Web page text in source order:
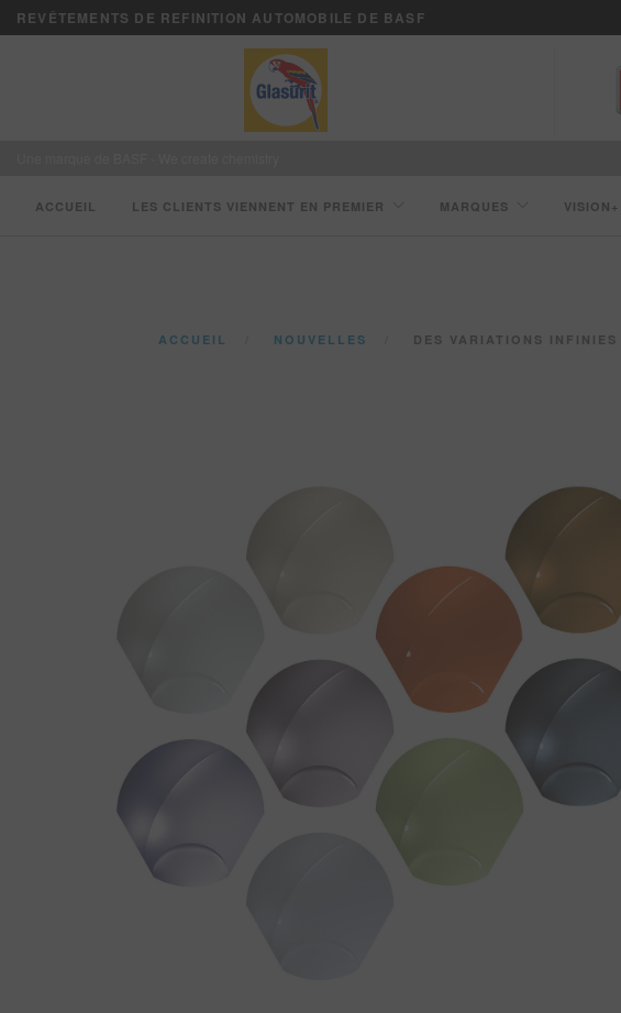
REVÊTEMENTS DE REFINITION AUTOMOBILE DE BASF
ACCUEIL LES CLIENTS VIENNENT EN PREMIER MARQUES
ACCUEIL NOUVELLES DES VARIATIONS INFINIES – LE